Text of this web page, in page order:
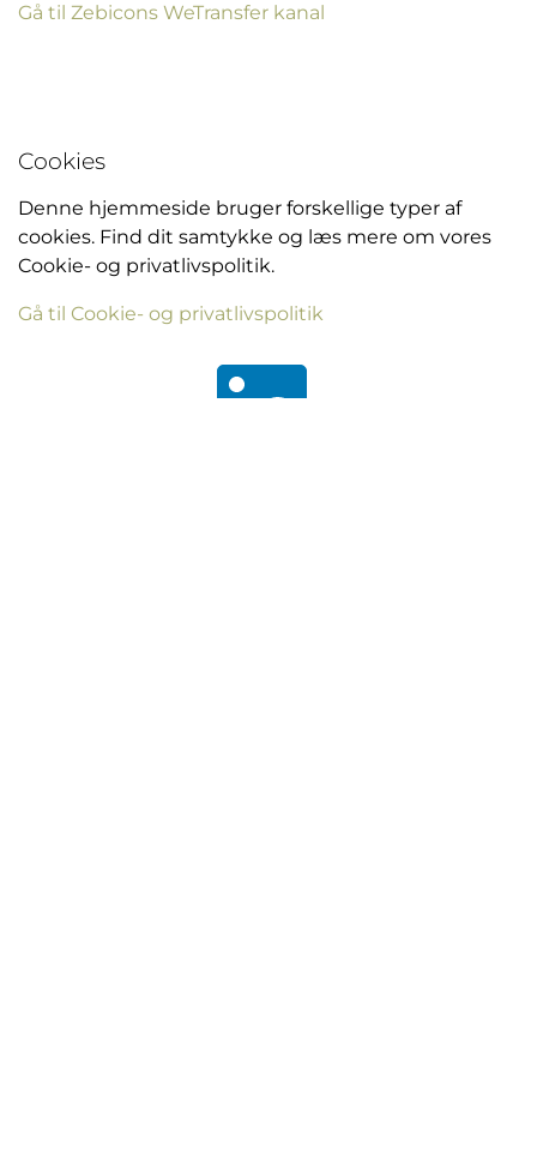
Gå til Zebicons WeTransfer kanal
Cookies
Denne hjemmeside bruger forskellige typer af
cookies. Find dit samtykke og læs mere om vores
Cookie- og privatlivspolitik.
Gå til Cookie- og privatlivspolitik